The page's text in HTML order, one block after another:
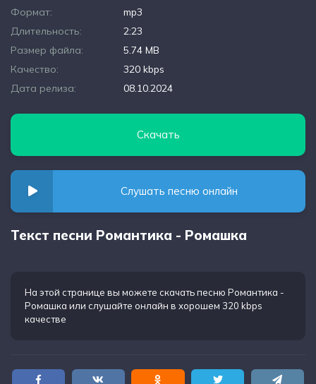
Формат:
mp3
Длительность:
2:23
Размер файла:
5.74 MB
Качество:
320 kbps
Дата релиза:
08.10.2024
Скачать
Слушать песню онлайн
Текст песни Романтика - Ромашка
На этой странице вы можете скачать песню Романтика -
Ромашка или слушайте онлайн в хорошем 320 kbps
качестве